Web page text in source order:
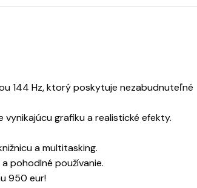
144 Hz, ktorý poskytuje nezabudnuteľné
grafiku a realistické efekty.
a multitasking.
pohodlné používanie.
950 eur!